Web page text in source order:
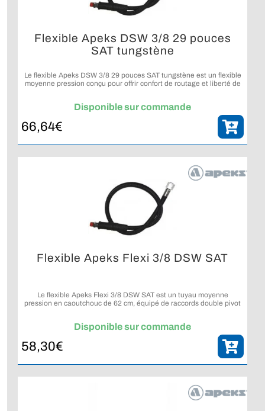
Flexible Apeks DSW 3/8 29 pouces
SAT tungstène
Le flexible Apeks DSW 3/8 29 pouces SAT tungstène est un flexible
moyenne pression conçu pour offrir confort de routage et liberté de
Disponible sur commande
66,64€
Flexible Apeks Flexi 3/8 DSW SAT
Le flexible Apeks Flexi 3/8 DSW SAT est un tuyau moyenne
pression en caoutchouc de 62 cm, équipé de raccords double pivot
Disponible sur commande
58,30€